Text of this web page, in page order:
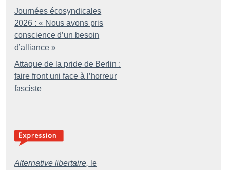
Journées écosyndicales
2026 : « Nous avons pris
conscience d’un besoin
d’alliance »
Attaque de la pride de Berlin :
faire front uni face à l’horreur
fasciste
Alternative libertaire, le